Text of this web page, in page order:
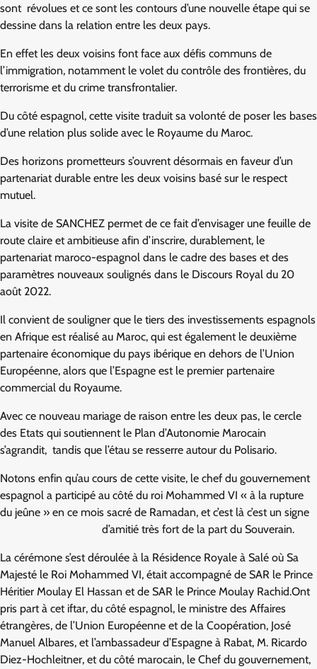
sont révolues et ce sont les contours d’une nouvelle étape qui se
dessine dans la relation entre les deux pays.
En effet les deux voisins font face aux défis communs de
l’immigration, notamment le volet du contrôle des frontières, du
terrorisme et du crime transfrontalier.
Du côté espagnol, cette visite traduit sa volonté de poser les bases
d’une relation plus solide avec le Royaume du Maroc.
Des horizons prometteurs s’ouvrent désormais en faveur d’un
partenariat durable entre les deux voisins basé sur le respect
mutuel.
La visite de SANCHEZ permet de ce fait d’envisager une feuille de
route claire et ambitieuse afin d’inscrire, durablement, le
partenariat maroco-espagnol dans le cadre des bases et des
paramètres nouveaux soulignés dans le Discours Royal du 20
août 2022.
Il convient de souligner que le tiers des investissements espagnols
en Afrique est réalisé au Maroc, qui est également le deuxième
partenaire économique du pays ibérique en dehors de l’Union
Européenne, alors que l’Espagne est le premier partenaire
commercial du Royaume.
Avec ce nouveau mariage de raison entre les deux pas, le cercle
des Etats qui soutiennent le Plan d’Autonomie Marocain
s’agrandit, tandis que l’étau se resserre autour du Polisario.
Notons enfin qu’au cours de cette visite, le chef du gouvernement
espagnol a participé au côté du roi Mohammed VI « à la rupture
du jeûne » en ce mois sacré de Ramadan, et c’est là c’est un signe
d’amitié très fort de la part du Souverain.
La cérémone s’est déroulée à la Résidence Royale à Salé où Sa
Majesté le Roi Mohammed VI, était accompagné de SAR le Prince
Héritier Moulay El Hassan et de SAR le Prince Moulay Rachid.Ont
pris part à cet iftar, du côté espagnol, le ministre des Affaires
étrangères, de l’Union Européenne et de la Coopération, José
Manuel Albares, et l’ambassadeur d’Espagne à Rabat, M. Ricardo
Diez-Hochleitner, et du côté marocain, le Chef du gouvernement,